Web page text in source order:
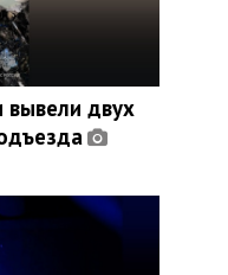
вывели двух